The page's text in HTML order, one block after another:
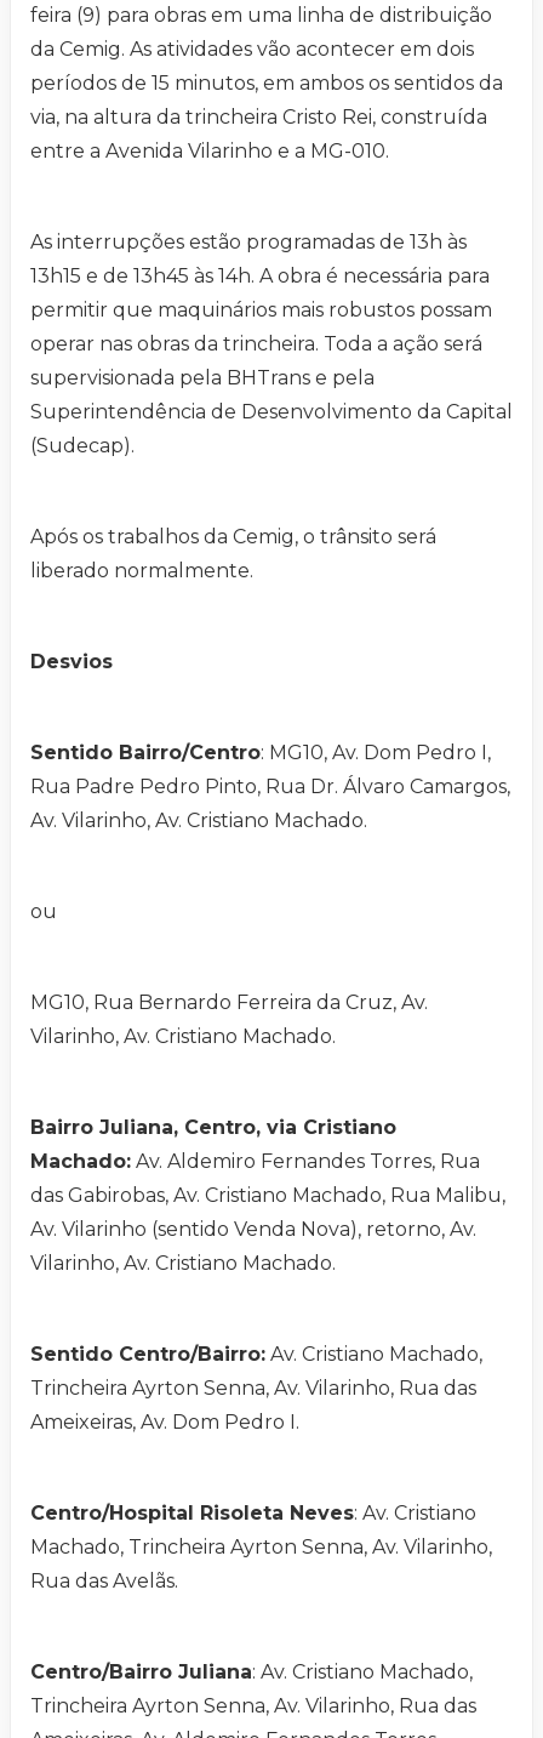
feira (9) para obras em uma linha de distribuição
da Cemig. As atividades vão acontecer em dois
períodos de 15 minutos, em ambos os sentidos da
via, na altura da trincheira Cristo Rei, construída
entre a Avenida Vilarinho e a MG-010.
As interrupções estão programadas de 13h às
13h15 e de 13h45 às 14h. A obra é necessária para
permitir que maquinários mais robustos possam
operar nas obras da trincheira. Toda a ação será
supervisionada pela BHTrans e pela
Superintendência de Desenvolvimento da Capital
(Sudecap).
Após os trabalhos da Cemig, o trânsito será
liberado normalmente.
Desvios
Sentido Bairro/Centro: MG10, Av. Dom Pedro I,
Rua Padre Pedro Pinto, Rua Dr. Álvaro Camargos,
Av. Vilarinho, Av. Cristiano Machado.
ou
MG10, Rua Bernardo Ferreira da Cruz, Av.
Vilarinho, Av. Cristiano Machado.
Bairro Juliana, Centro, via Cristiano
Machado: Av. Aldemiro Fernandes Torres, Rua
das Gabirobas, Av. Cristiano Machado, Rua Malibu,
Av. Vilarinho (sentido Venda Nova), retorno, Av.
Vilarinho, Av. Cristiano Machado.
Sentido Centro/Bairro: Av. Cristiano Machado,
Trincheira Ayrton Senna, Av. Vilarinho, Rua das
Ameixeiras, Av. Dom Pedro I.
Centro/Hospital Risoleta Neves: Av. Cristiano
Machado, Trincheira Ayrton Senna, Av. Vilarinho,
Rua das Avelãs.
Centro/Bairro Juliana: Av. Cristiano Machado,
Trincheira Ayrton Senna, Av. Vilarinho, Rua das